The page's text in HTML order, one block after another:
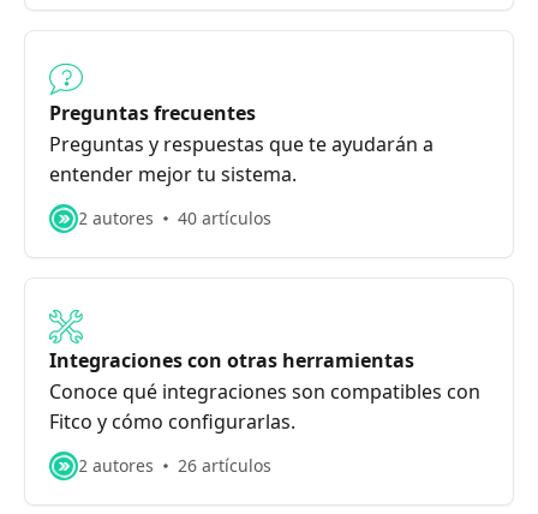
Preguntas frecuentes
Preguntas y respuestas que te ayudarán a
entender mejor tu sistema.
2 autores 40 artículos
Integraciones con otras herramientas
Conoce qué integraciones son compatibles con
Fitco y cómo configurarlas.
2 autores 26 artículos